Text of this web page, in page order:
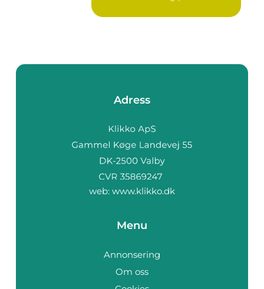
Adress
web: www.klikko.dk
Menu
Annonsering
Om oss